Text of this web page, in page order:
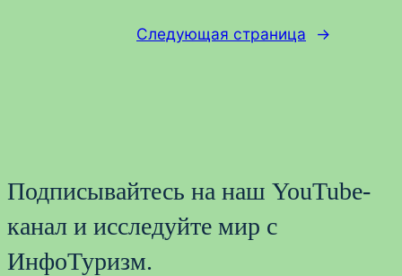
Следующая страница →
Подписывайтесь на наш YouTube-
канал и исследуйте мир с
ИнфоТуризм.